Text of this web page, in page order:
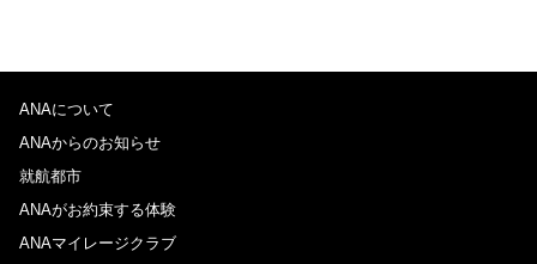
ANAについて
ANAからのお知らせ
就航都市
ANAがお約束する体験
ANAマイレージクラブ